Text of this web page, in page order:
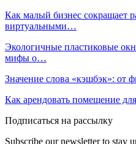
Как малый бизнес сокращает
виртуальными…
Экологичные пластиковые
мифы о…
Значение слова «кэшбэк»: от
Как арендовать помещение
Подписаться на рассылку
Subscribe our newsletter to stay